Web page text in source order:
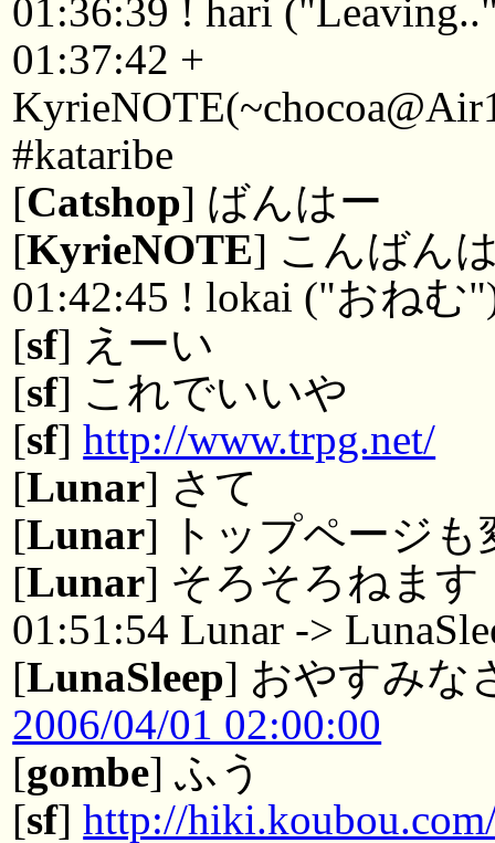
01:36:39 ! hari
01:37:42 +
#kataribe
[Catshop] ばんはー
[KyrieNOTE] こんばん
01:42:45 ! lokai ("おねむ
[sf] えーい
[sf] これでいいや
[sf]http://www.trpg.net/
[Lunar] さて
[Lunar] トップページ
[Lunar] そろそろねます
01:51:54 Lunar ->
[LunaSleep] おやすみな
2006/04/01 02:00:00
[gombe] ふう
[sf]http://